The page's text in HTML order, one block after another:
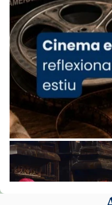
View on Facebook ·
Arquebisbat
1 week ago
«Avui les santes
ajuden a alçar la
Mons. Sergi
presidit aquest
Santes de
🔗tinyurl.com/
📸 J. Merino